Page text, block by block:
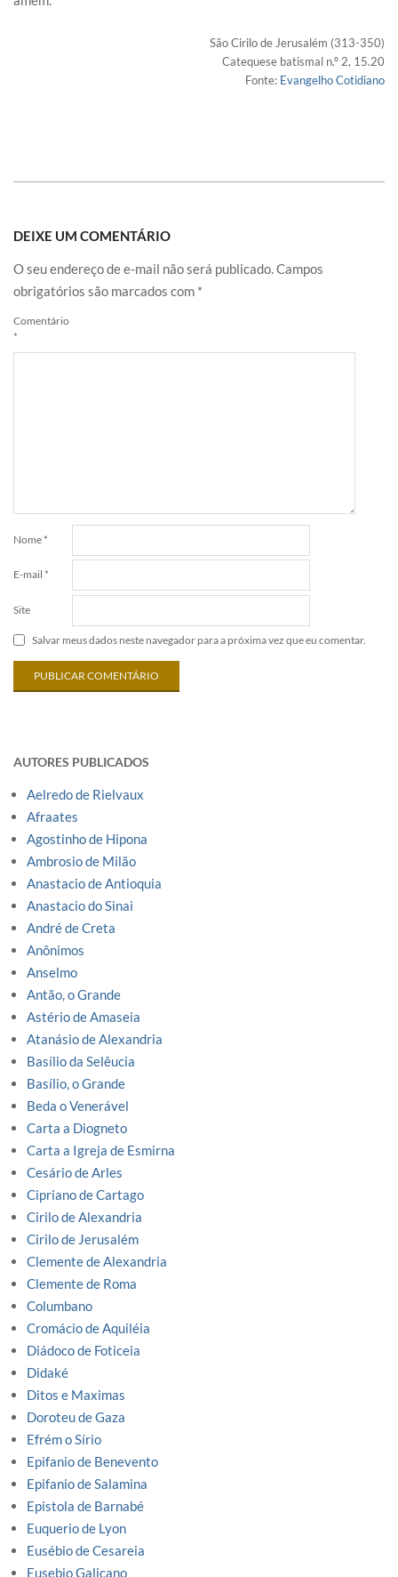
São Cirilo de Jerusalém (313-350)
Catequese batismal n.º 2, 15.20
Fonte: Evangelho Cotidiano
DEIXE UM COMENTÁRIO
O seu endereço de e-mail não será publicado.Campos
obrigatórios são marcados com *
Comentário
*
Nome *
E-mail *
Site
Salvar meus dados neste navegador para a próxima vez que eu comentar.
AUTORES PUBLICADOS
Aelredo de Rielvaux
Afraates
Agostinho de Hipona
Ambrosio de Milão
Anastacio de Antioquia
Anastacio do Sinai
André de Creta
Anônimos
Anselmo
Antão, o Grande
Astério de Amaseia
Atanásio de Alexandria
Basílio da Selêucia
Basílio, o Grande
Beda o Venerável
Carta a Diogneto
Carta a Igreja de Esmirna
Cesário de Arles
Cipriano de Cartago
Cirilo de Alexandria
Cirilo de Jerusalém
Clemente de Alexandria
Clemente de Roma
Columbano
Cromácio de Aquiléia
Diádoco de Foticeia
Didaké
Ditos e Maximas
Doroteu de Gaza
Efrém o Sírio
Epifanio de Benevento
Epifanio de Salamina
Epistola de Barnabé
Euquerio de Lyon
Eusébio de Cesareia
Eusebio Galicano